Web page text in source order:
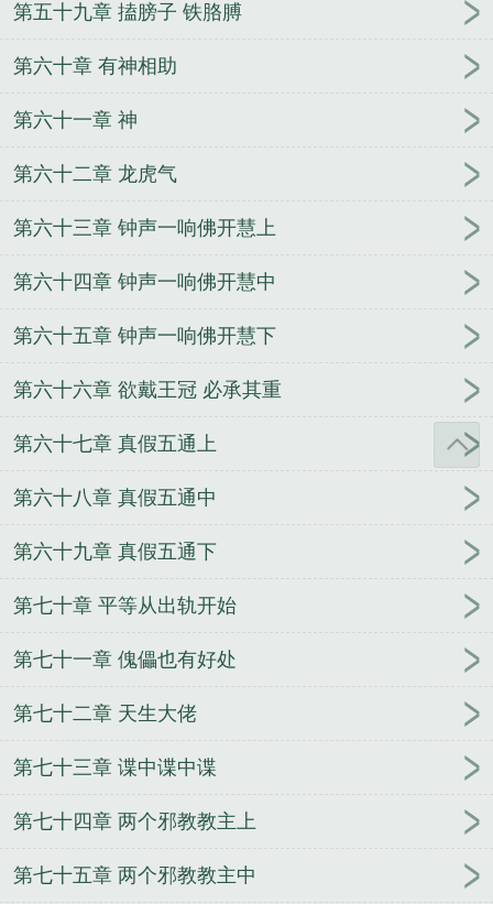
第五十九章 搕膀子 铁胳膊
第六十章 有神相助
第六十一章 神
第六十二章 龙虎气
第六十三章 钟声一响佛开慧上
第六十四章 钟声一响佛开慧中
第六十五章 钟声一响佛开慧下
第六十六章 欲戴王冠 必承其重
第六十七章 真假五通上
第六十八章 真假五通中
第六十九章 真假五通下
第七十章 平等从出轨开始
第七十一章 傀儡也有好处
第七十二章 天生大佬
第七十三章 谍中谍中谍
第七十四章 两个邪教教主上
第七十五章 两个邪教教主中